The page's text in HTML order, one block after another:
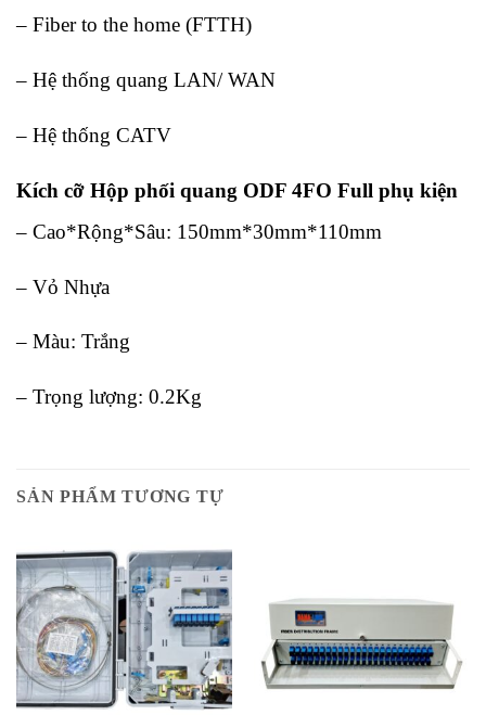
– Fiber to the home (FTTH)
– Hệ thống quang LAN/ WAN
– Hệ thống CATV
Kích cỡ Hộp phối quang ODF 4FO Full phụ kiện
– Cao*Rộng*Sâu: 150mm*30mm*110mm
– Vỏ Nhựa
– Màu: Trắng
– Trọng lượng: 0.2Kg
SẢN PHẨM TƯƠNG TỰ